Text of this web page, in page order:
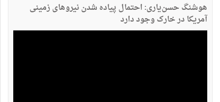
هوشنگ حسن‌یاری: احتمال پیاده شدن نیروهای زمینی
آمریکا در خارک وجود دارد